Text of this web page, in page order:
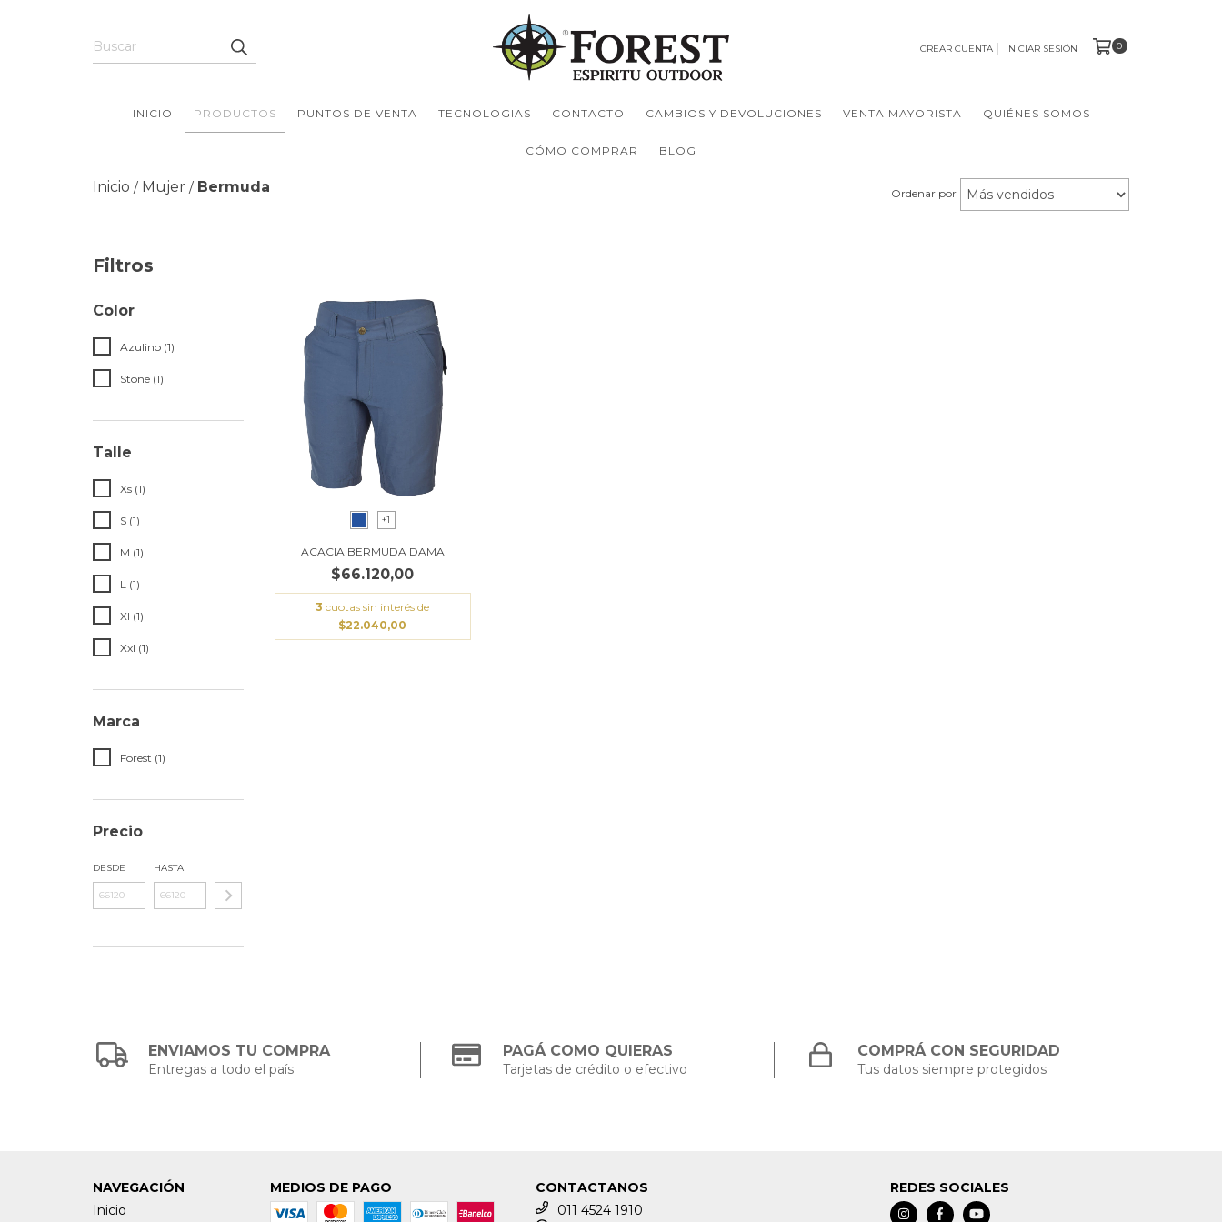
CREAR CUENTA INICIAR SESIÓN 0
INICIO PRODUCTOS PUNTOS DE VENTA TECNOLOGIAS CONTACTO CAMBIOS Y DEVOLUCIONES VENTA MAYORISTA QUIÉNES SOMOS
CÓMO COMPRAR BLOG
Inicio / Mujer / Bermuda Ordenar por
Filtros
Color
Azulino (1)
Stone (1)
Talle
Xs (1)
S (1)
M (1)
L (1)
Xl (1)
Xxl (1)
Marca
Forest (1)
Precio
DESDE HASTA
+1
ACACIA BERMUDA DAMA
$66.120,00
3 cuotas sin interés de
$22.040,00
ENVIAMOS TU COMPRA
Entregas a todo el país
PAGÁ COMO QUIERAS
Tarjetas de crédito o efectivo
COMPRÁ CON SEGURIDAD
Tus datos siempre protegidos
NAVEGACIÓN
Inicio
MEDIOS DE PAGO
CONTACTANOS
011 4524 1910
REDES SOCIALES